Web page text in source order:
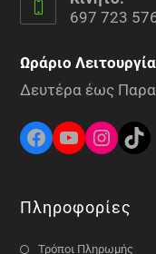
697 723
Ωράριο
Δευτέρα έως
Πληροφορίες
Τρόποι Πληρωμής